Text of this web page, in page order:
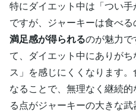
特にダイエット中は「つい
ですが、ジャーキーは食べる
満足感が得られるのが魅力で
て、ダイエット中にありが
ス」を感じにくくなります
なることで、無理なく継続
る点がジャーキーの大きな武